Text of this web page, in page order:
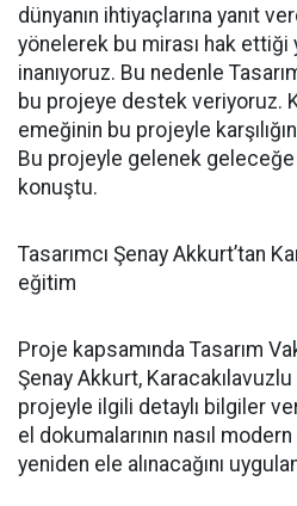
dünyanın ihtiyaçlarına yanıt
yönelerek bu mirası hak
inanıyoruz. Bu nedenle
bu projeye destek veriyoruz.
emeğinin bu projeyle
Bu projeyle gelenek geleceğe
konuştu.
Tasarımcı Şenay Akkurt’tan
eğitim
Proje kapsamında Tasarım
Şenay Akkurt,
projeyle ilgili detaylı bilgiler
el dokumalarının nasıl
yeniden ele alınacağını